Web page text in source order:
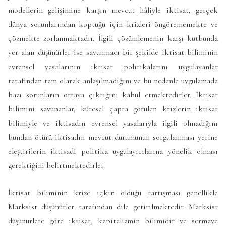
modellerin gelişimine karşın mevcut hâliyle iktisat, gerçek
dünya sorunlarından koptuğu için krizleri öngörememekte ve
çözmekte zorlanmaktadır. İlgili çözümlemenin karşı kutbunda
yer alan düşünürler ise savunmacı bir şekilde iktisat biliminin
evrensel yasalarının iktisat politikalarını uygulayanlar
tarafından tam olarak anlaşılmadığını ve bu nedenle uygulamada
bazı sorunların ortaya çıktığını kabul etmektedirler. İktisat
bilimini savunanlar, küresel çapta görülen krizlerin iktisat
bilimiyle ve iktisadın evrensel yasalarıyla ilgili olmadığını
bundan ötürü iktisadın mevcut durumunun sorgulanması yerine
eleştirilerin iktisadi politika uygulayıcılarına yönelik olması
gerektiğini belirtmektedirler.
İktisat biliminin krize içkin olduğu tartışması genellikle
Marksist düşünürler tarafından dile getirilmektedir. Marksist
düşünürlere göre iktisat, kapitalizmin bilimidir ve sermaye